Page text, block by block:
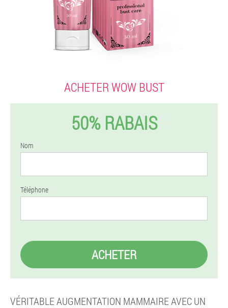
ACHETER WOW BUST
50% RABAIS
Nom
Téléphone
ACHETER
VÉRITABLE AUGMENTATION MAMMAIRE AVEC UN